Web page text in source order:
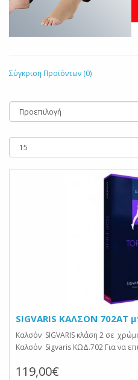
Σύγκριση Προϊόντων (0)
SIGVARIS ΚΑΛΣΟΝ
Καλσόν SIGVARIS κλάση 2 σε
Καλσόν Sigvaris ΚΩΔ.702 Για να
119,00€